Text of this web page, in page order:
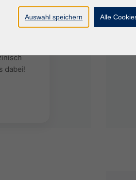
900
dabei!
Auswahl speichern Alle